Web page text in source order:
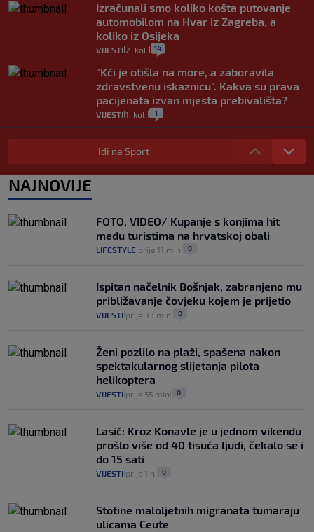
Izračunali smo koliko košta putovanje
automobilom na Hvar iz Zagreba, a
koliko iz Osijeka
VIJESTI 2. kol. 14
"Kći je otišla na more, a zaboravila
zdravstvenu iskaznicu". Kakva su prava
pacijenata izvan mjesta prebivališta?
VIJESTI 1. kol. 1
Provjerili smo "što ćemo onda" ako
Plenković na 15 dana ukine mjere: "Ne bi
se dogodilo ništa. Vlada se zaljubila u te
intervencije"
Analitičar o Mostu: Oni su u yin-yang
poziciji i imaju drugog najpoznatijeg
bravara u povijesti Hrvatske
30. srp. 16
Idi na Sport
NAJNOVIJE
FOTO, VIDEO/ Kupanje s konjima hit
među turistima na hrvatskoj obali
LIFESTYLE prije 11 min 0
Ispitan načelnik Bošnjak, zabranjeno mu
približavanje čovjeku kojem je prijetio
VIJESTI prije 33 min 0
Ženi pozlilo na plaži, spašena nakon
spektakularnog slijetanja pilota
helikoptera
VIJESTI prije 55 min 0
Lasić: Kroz Konavle je u jednom vikendu
prošlo više od 40 tisuća ljudi, čekalo se i
do 15 sati
VIJESTI prije 1 h 0
Stotine maloljetnih migranata tumaraju
ulicama Ceute